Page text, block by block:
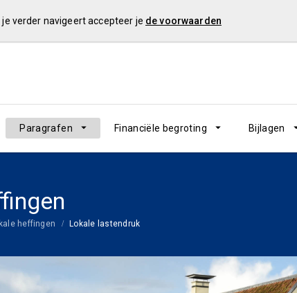
verder navigeert accepteer je de voorwaarden
Paragrafen Financiële begroting Bijlagen
heffingen Lokale lastendruk